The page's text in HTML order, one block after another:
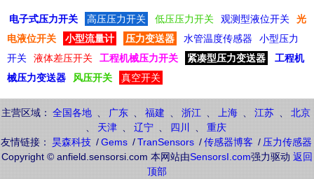
电子式压力开关 高压压力开关 低压压力开关 观测型液位开关
光
电液位开关
小型流量计 压力变送器 水管温度传感器
小型压力
开关
液体差压开关 工程机械压力开关 紧凑型压力变送器
工程机
械压力变送器
风压开关 真空开关
主营区域： 全国各地、 广东、 福建、 浙江、 上海、 江苏、 北京
、 天津、 辽宁、 四川、 重庆
友情链接： 昊森科技/ Gems/ TranSensors /传感器博客 /压力传感器
Copyright © anfield.sensorsi.com 本网站由SensorsI.com强力驱动返回
顶部